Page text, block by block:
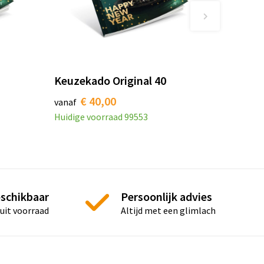
Keuzekado Original 40
vanaf € 40,00
Huidige voorraad99553
voorraad
Persoonlijk advies
Altijd met een glimlach